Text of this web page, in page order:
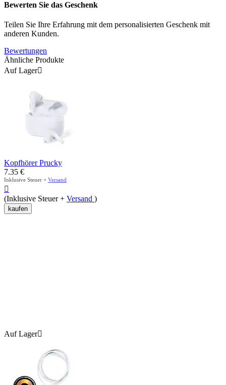
Bewerten Sie das Geschenk
Teilen Sie Ihre Erfahrung mit dem personalisierten Geschenk mit
anderen Kunden.
Bewertungen
Ähnliche Produkte
Auf Lager
Kopfhörer Prucky
7.35 €
Inklusive Steuer + Versand

(Inklusive Steuer + Versand )
kaufen
Auf Lager